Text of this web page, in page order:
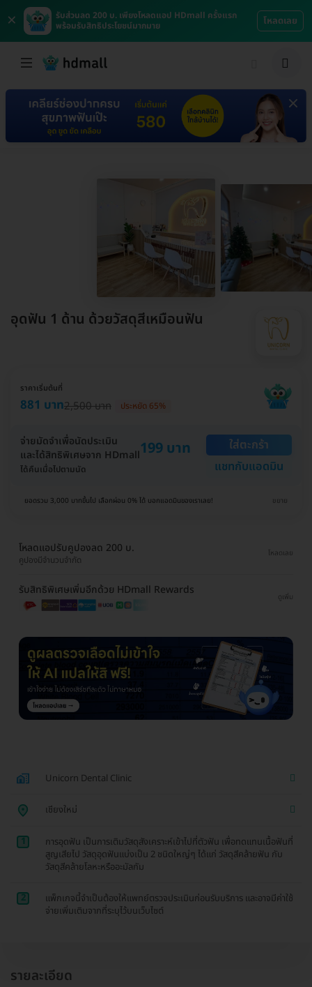
×
รับส่วนลด 200 บ. เพียงโหลดแอป HDmall ครั้งแรก
พร้อมรับสิทธิประโยชน์มากมาย
โหลดเลย
อุดฟัน 1 ด้าน ด้วยวัสดุสีเหมือนฟัน
ราคาเริ่มต้นที่
881 บาท2,500 บาท ประหยัด 65%
จ่ายมัดจำเพื่อนัดประเมิน
และได้สิทธิพิเศษจาก HDmall199 บาท
ได้คืนเมื่อไปตามนัด
ใส่ตะกร้า
แชทกับแอดมิน
ยอดรวม 3,000 บาทขึ้นไป เลือกผ่อน 0% ได้ บอกแอดมินของเราเลย! ขยาย
โหลดแอปรับคูปองลด 200 บ.
คูปองมีจำนวนจำกัด
โหลดเลย
รับสิทธิพิเศษเพิ่มอีกด้วย HDmall Rewards
ดูเพิ่ม
Unicorn Dental Clinic
เชียงใหม่
1
การอุดฟัน เป็นการเติมวัสดุสังเคราะห์เข้าไปที่ตัวฟัน เพื่อทดแทนเนื้อฟันที่
สูญเสียไป วัสดุอุดฟันแบ่งเป็น 2 ชนิดใหญ่ๆ ได้แก่ วัสดุสีคล้ายฟัน กับ
วัสดุสีคล้ายโลหะหรืออะมัลกัม
2
แพ็กเกจนี้จำเป็นต้องให้แพทย์ตรวจประเมินก่อนรับบริการ และอาจมีค่าใช้
จ่ายเพิ่มเติมจากที่ระบุไว้บนเว็บไซต์
รายละเอียด